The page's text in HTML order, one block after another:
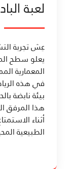
لعبة
عِش تجربة
يعلو سطح
المعمارية
في هذه
بيئة نابضة
هذا المرفق
أثناء
الطبيعية